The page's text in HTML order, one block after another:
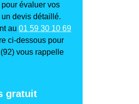
évaluer vos
devis détaillé.
au 01 59 30 10 69
ci-dessous pour
vous rappelle
gratuit